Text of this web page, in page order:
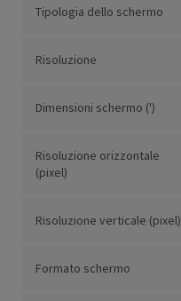
Tipologia dello schermo
Risoluzione
Dimensioni schermo (')
Risoluzione orizzontale
(pixel)
Risoluzione verticale (pixel)
Formato schermo